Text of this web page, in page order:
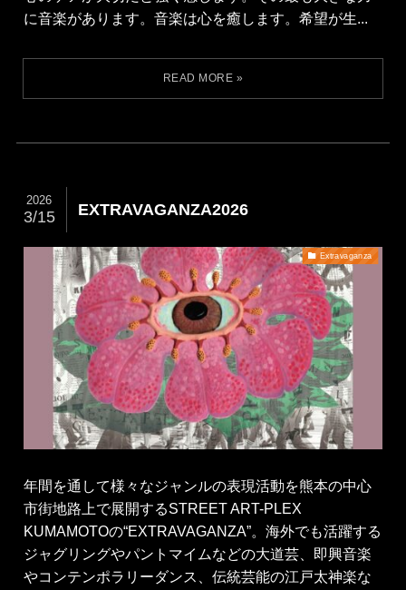
に音楽があります。音楽は心を癒します。希望が生...
EXTRAVAGANZA2026
2026
3/15
Extravaganza
年間を通して様々なジャンルの表現活動を熊本の中心
市街地路上で展開するSTREET ART-PLEX
KUMAMOTOの“EXTRAVAGANZA”。海外でも活躍する
ジャグリングやパントマイムなどの大道芸、即興音楽
やコンテンポラリーダンス、伝統芸能の江戸太神楽な